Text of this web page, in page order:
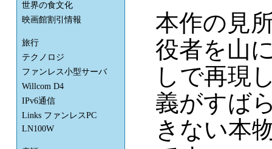
本作の見
役者を山
しで再現
義がすば
きない本
世界の食文化
映画館割引情報
旅行
テクノロジ
ファンレス小型サーバ
Willcom D4
IPv6通信
Links ファンレスPC
LN100W